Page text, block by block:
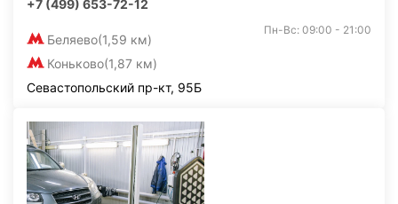
+7 (499) 653-72-12
Беляево(1,59 км)
Коньково(1,87 км)
Пн-Вс: 09:00 - 21:00
Севастопольский пр-кт, 95Б